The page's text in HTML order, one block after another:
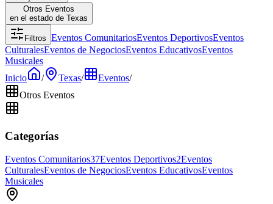
Otros Eventos
en el estado de Texas
Filtros Eventos ComunitariosEventos DeportivosEventos
CulturalesEventos de NegociosEventos EducativosEventos
Musicales
Inicio
/ Texas/ Eventos/
Otros Eventos
Categorías
Eventos Comunitarios37Eventos Deportivos2Eventos
CulturalesEventos de NegociosEventos EducativosEventos
Musicales